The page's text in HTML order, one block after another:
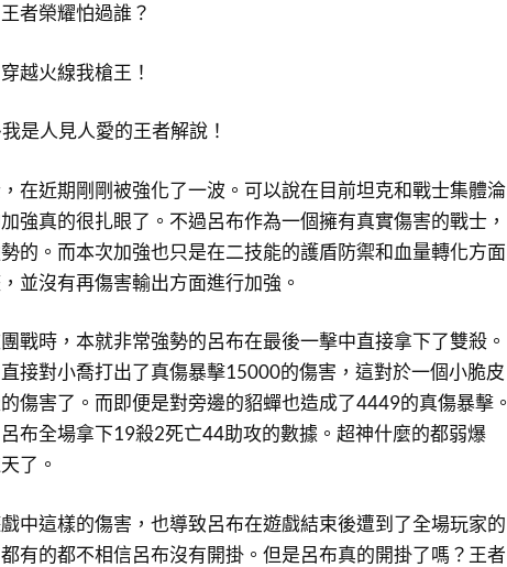
者榮耀怕過誰？
越火線我槍王！
是人見人愛的王者解說！
在近期剛剛被強化了一波。可以說在目前坦克和戰士集體淪
強真的很扎眼了。不過呂布作為一個擁有真實傷害的戰士，
的。而本次加強也只是在二技能的護盾防禦和血量轉化方面
並沒有再傷害輸出方面進行加強。
戰時，本就非常強勢的呂布在最後一擊中直接拿下了雙殺。
接對小喬打出了真傷暴擊15000的傷害，這對於一個小脆皮
傷害了。而即便是對旁邊的貂蟬也造成了4449的真傷暴擊。
布全場拿下19殺2死亡44助攻的數據。超神什麼的都弱爆
了。
中這樣的傷害，也導致呂布在遊戲結束後遭到了全場玩家的
有的都不相信呂布沒有開掛。但是呂布真的開掛了嗎？王者